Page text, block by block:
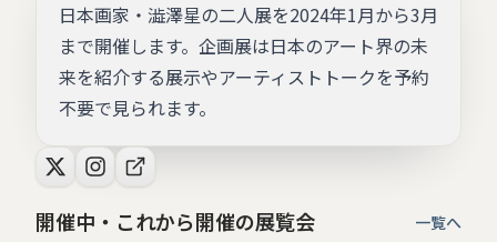
日本画家・澁澤星の二人展を2024年1月から3月
まで開催します。企画展は日本のアート界の未
来を紹介する展示やアーティストトークを予約
不要で見られます。
開催中・これから開催の展覧会 一覧へ